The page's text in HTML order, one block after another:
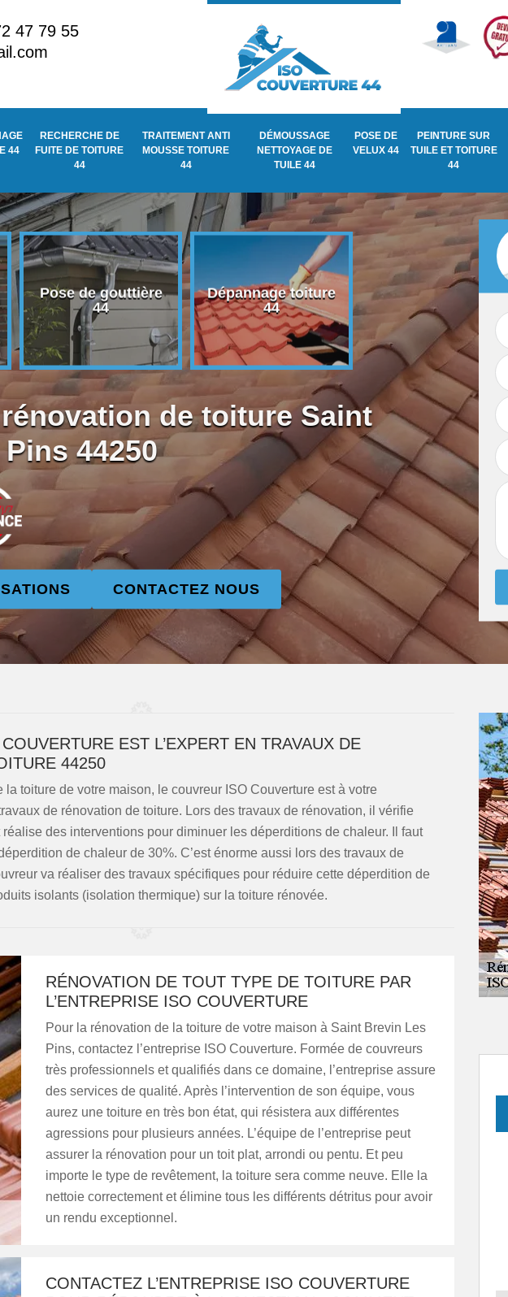
47 79 55
44
RECHERCHE DE
FUITE DE TOITURE
44
TRAITEMENT ANTI
MOUSSE TOITURE
44
DÉMOUSSAGE
NETTOYAGE DE
TUILE 44
POSE DE
VELUX 44
PEINTURE SUR
TUILE ET TOITURE
44
Pose de gouttière
44
Dépannage toiture
44
Recherche de fuite
de toiture 44
de toiture Saint
44250
CONTACTEZ NOUS
EST L’EXPERT EN TRAVAUX DE
44250
toiture de votre maison, le couvreur ISO Couverture est à votre
de rénovation de toiture. Lors des travaux de rénovation, il vérifie
réalise des interventions pour diminuer les déperditions de chaleur. Il faut
de chaleur de 30%. C’est énorme aussi lors des travaux de
va réaliser des travaux spécifiques pour réduire cette déperdition de
isolants (isolation thermique) sur la toiture rénovée.
RÉNOVATION DE TOUT TYPE DE TOITURE PAR
L’ENTREPRISE ISO COUVERTURE
Pour la rénovation de la toiture de votre maison à Saint Brevin Les
Pins, contactez l’entreprise ISO Couverture. Formée de couvreurs
très professionnels et qualifiés dans ce domaine, l’entreprise assure
des services de qualité. Après l’intervention de son équipe, vous
aurez une toiture en très bon état, qui résistera aux différentes
agressions pour plusieurs années. L’équipe de l’entreprise peut
assurer la rénovation pour un toit plat, arrondi ou pentu. Et peu
importe le type de revêtement, la toiture sera comme neuve. Elle la
nettoie correctement et élimine tous les différents détritus pour avoir
un rendu exceptionnel.
CONTACTEZ L’ENTREPRISE ISO COUVERTURE